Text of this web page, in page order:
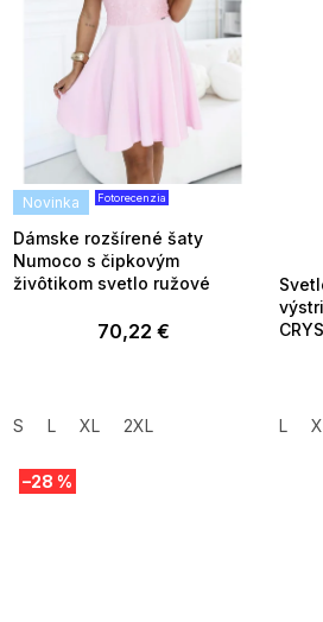
Novinka Fotorecenzia
Dámske rozšírené šaty
Numoco s čipkovým
živôtikom svetlo ružové
70,22 €
S L XL 2XL L
–28 %